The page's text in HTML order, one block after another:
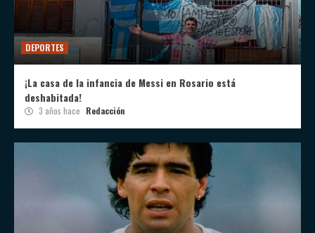
DEPORTES
¡La casa de la infancia de Messi en Rosario está
deshabitada!
3 años hace Redacción